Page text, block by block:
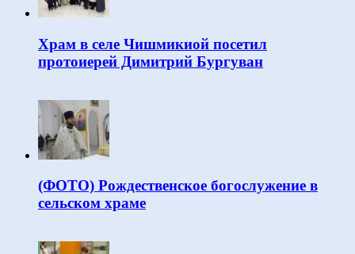
Храм в селе Чишмикиой посетил
протоиерей Димитрий Бургуван
(ФОТО) Рождественское богослужение в
сельском храме